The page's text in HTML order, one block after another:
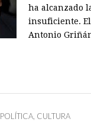
ha alcanzado
insuficiente.
Antonio
POLÍTICA, CULTURA